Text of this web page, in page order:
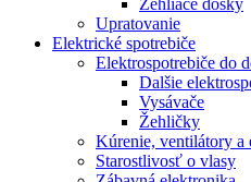
Upratovanie
Elektrické spotrebiče
Elektrospotrebiče do
Dalšie
Vysávače
Žehličky
Kúrenie, ventilátory a
Starostlivosť o vlasy